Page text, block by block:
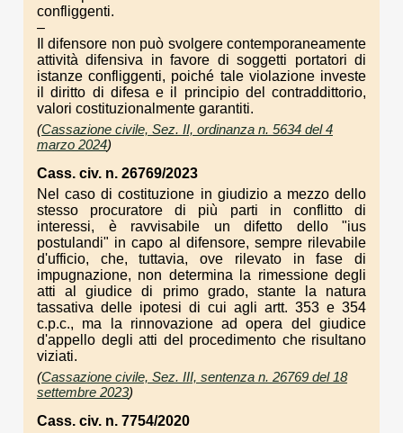
confliggenti.
–
Il difensore non può svolgere contemporaneamente
attività difensiva in favore di soggetti portatori di
istanze confliggenti, poiché tale violazione investe
il diritto di difesa e il principio del contraddittorio,
valori costituzionalmente garantiti.
(Cassazione civile, Sez. II, ordinanza n. 5634 del 4
marzo 2024)
Cass. civ. n. 26769/2023
Nel caso di costituzione in giudizio a mezzo dello
stesso procuratore di più parti in conflitto di
interessi, è ravvisabile un difetto dello "ius
postulandi" in capo al difensore, sempre rilevabile
d'ufficio, che, tuttavia, ove rilevato in fase di
impugnazione, non determina la rimessione degli
atti al giudice di primo grado, stante la natura
tassativa delle ipotesi di cui agli artt. 353 e 354
c.p.c., ma la rinnovazione ad opera del giudice
d'appello degli atti del procedimento che risultano
viziati.
(Cassazione civile, Sez. III, sentenza n. 26769 del 18
settembre 2023)
Cass. civ. n. 7754/2020